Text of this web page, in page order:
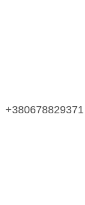
+380678829371